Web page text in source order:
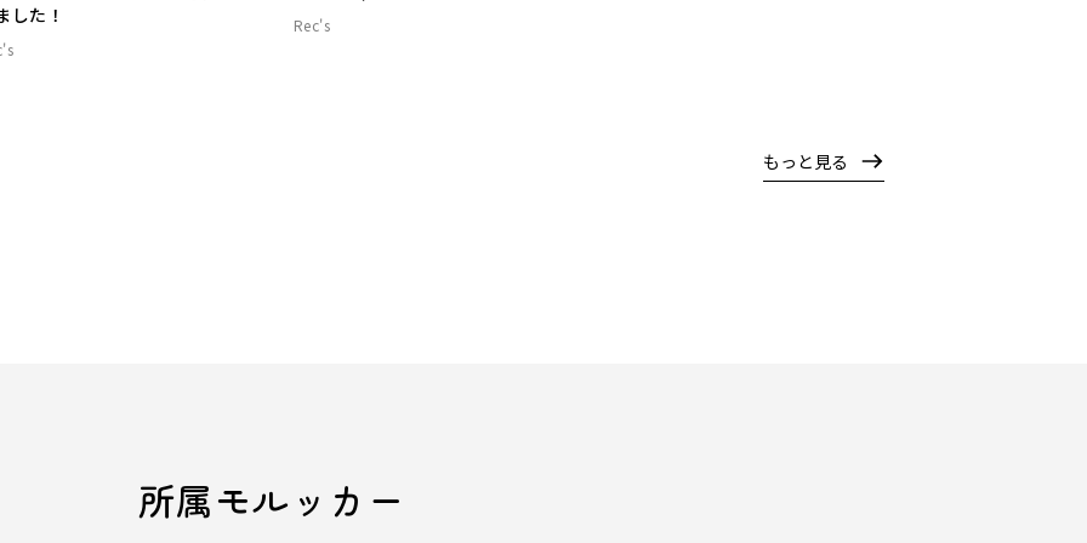
した！
Rec's
もっと見る
所属モルッカー